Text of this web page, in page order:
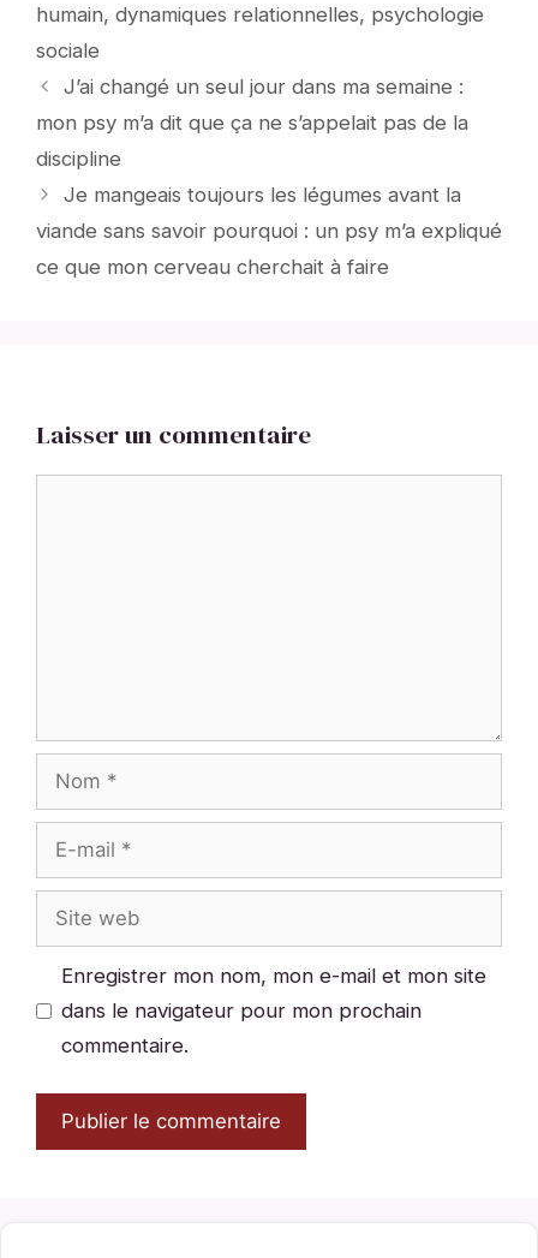
humain, dynamiques relationnelles, psychologie
sociale
J’ai changé un seul jour dans ma semaine :
mon psy m’a dit que ça ne s’appelait pas de la
discipline
Je mangeais toujours les légumes avant la
viande sans savoir pourquoi : un psy m’a expliqué
ce que mon cerveau cherchait à faire
Laisser un commentaire
Nom
mail
Site
web
Enregistrer mon nom, mon e-mail et mon site
dans le navigateur pour mon prochain
commentaire.